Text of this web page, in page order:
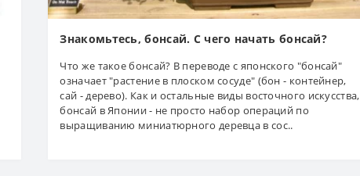
Знакомьтесь, бонсай. С чего начать бонсай?
Что же такое бонсай? В переводе с японского "бонсай"
означает "растение в плоском сосуде" (бон - контейнер,
сай - дерево). Как и остальные виды восточного искусства,
бонсай в Японии - не просто набор операций по
выращиванию миниатюрного деревца в сос..